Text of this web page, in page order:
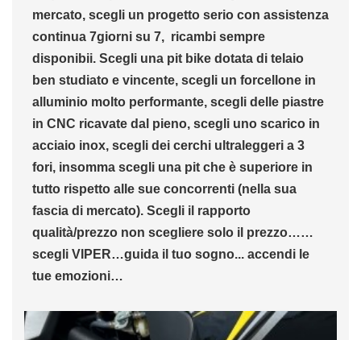
mercato, scegli un progetto serio con assistenza
continua 7giorni su 7, ricambi sempre
disponibii. Scegli una pit bike dotata di telaio
ben studiato e vincente, scegli un forcellone in
alluminio molto performante, scegli delle piastre
in CNC ricavate dal pieno, scegli uno scarico in
acciaio inox, scegli dei cerchi ultraleggeri a 3
fori, insomma scegli una pit che è superiore in
tutto rispetto alle sue concorrenti (nella sua
fascia di mercato). Scegli il rapporto
qualità/prezzo non scegliere solo il prezzo……
scegli VIPER…guida il tuo sogno... accendi le
tue emozioni…